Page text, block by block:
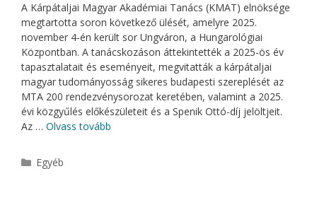
A Kárpátaljai Magyar Akadémiai Tanács (KMAT) elnöksége
megtartotta soron következő ülését, amelyre 2025.
november 4-én került sor Ungváron, a Hungarológiai
Központban. A tanácskozáson áttekintették a 2025-ös év
tapasztalatait és eseményeit, megvitatták a kárpátaljai
magyar tudományosság sikeres budapesti szereplését az
MTA 200 rendezvénysorozat keretében, valamint a 2025.
évi közgyűlés előkészületeit és a Spenik Ottó-díj jelöltjeit.
Az … Olvass tovább
Kategória
Egyéb